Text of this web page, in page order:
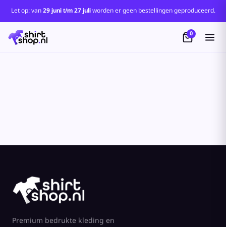
Let op: van29 juni t/m 27 juliworden er geen bestellingen geproduceerd.
0
Premium bedrukte kleding en